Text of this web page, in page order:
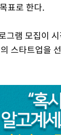
표로 한다.
그램 모집이
스타트업을